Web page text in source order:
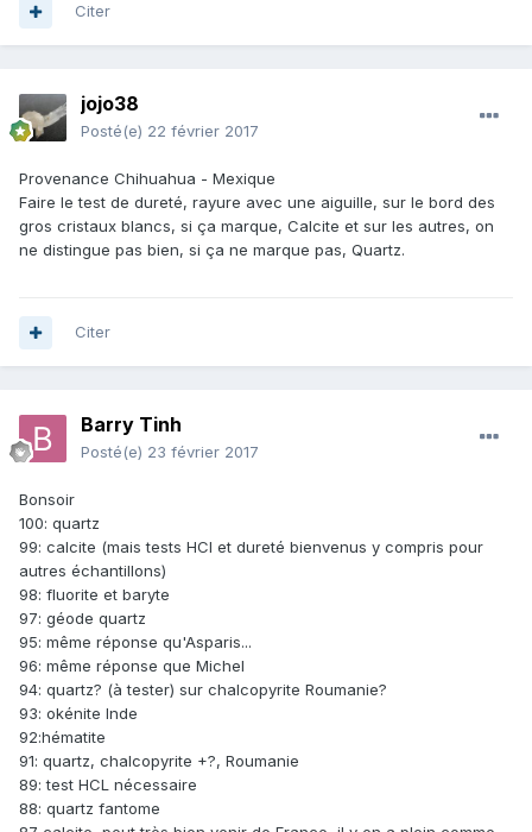
Citer
jojo38
Posté(e) 22 février 2017
Provenance Chihuahua - Mexique
Faire le test de dureté, rayure avec une aiguille, sur le bord des
gros cristaux blancs, si ça marque, Calcite et sur les autres, on
ne distingue pas bien, si ça ne marque pas, Quartz.
Citer
Barry Tinh
Posté(e) 23 février 2017
Bonsoir
100: quartz
99: calcite (mais tests HCl et dureté bienvenus y compris pour
autres échantillons)
98: fluorite et baryte
97: géode quartz
95: même réponse qu'Asparis...
96: même réponse que Michel
94: quartz? (à tester) sur chalcopyrite Roumanie?
93: okénite Inde
92:hématite
91: quartz, chalcopyrite +?, Roumanie
89: test HCL nécessaire
88: quartz fantome